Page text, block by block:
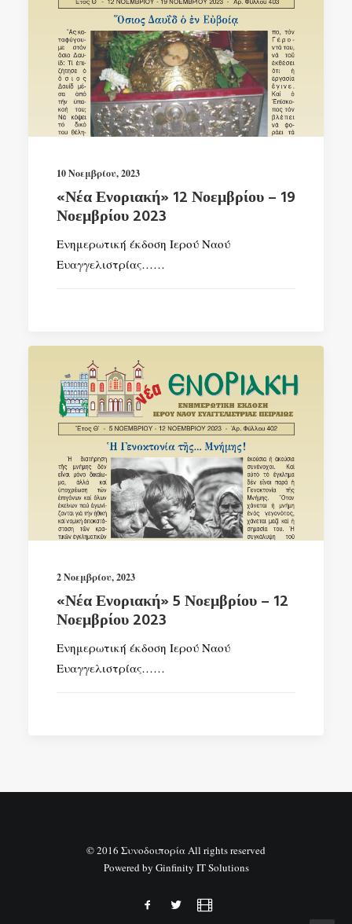
10 Νοεμβρίου, 2023
«Νέα Ενοριακή» 12 Νοεμβρίου – 19
Νοεμβρίου 2023
Ενημερωτική έκδοση Ιερού Ναού
Ευαγγελιστρίας……
2 Νοεμβρίου, 2023
«Νέα Ενοριακή» 5 Νοεμβρίου – 12
Νοεμβρίου 2023
Ενημερωτική έκδοση Ιερού Ναού
Ευαγγελιστρίας……
© 2016 Συνοδοιπορία All rights reserved
Powered by Ginfinity IT Solutions